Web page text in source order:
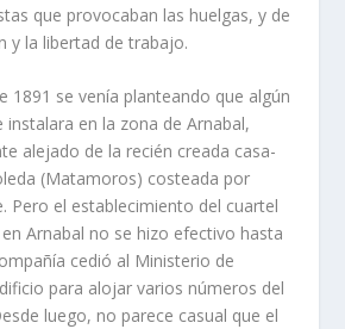
que provocaban las huelgas, y de
y la libertad de trabajo.
1891 se vení­a planteando que algún
en la zona de Arnabal,
alejado de la recién creada casa-
(Matamoros) costeada por
Pero el establecimiento del cuartel
en Arnabal no se hizo efectivo hasta
cedió al Ministerio de
para alojar varios números del
luego, no parece casual que el